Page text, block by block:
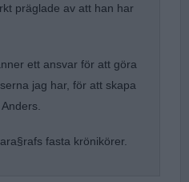
präglade av att han har
ett ansvar för att göra
jag har, för att skapa
fasta krönikörer.